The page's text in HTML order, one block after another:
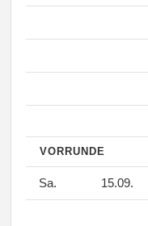
VORRUNDE
Sa. 15.09.